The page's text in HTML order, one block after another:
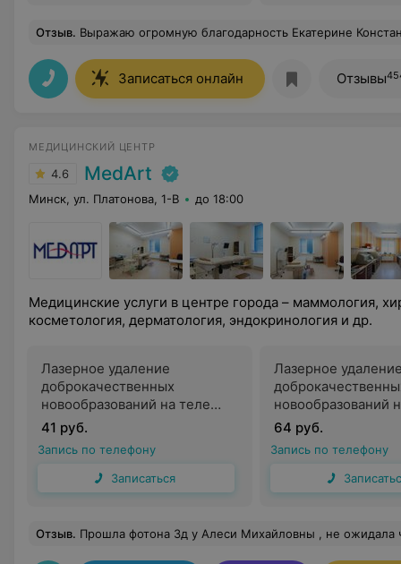
Отзыв. Выражаю огромную благодарность Екатерине Константиновне за высокий профессионализм и внимательное отношение к пациентам. Доктор подробно объяснил мне все
Записаться онлайн Отзывы
МЕДИЦИНСКИЙ ЦЕНТР
4.6 MedArt
Минск, ул. Платонова, 1-В до 18:00
Медицинские услуги в центре города – маммология,
косметология, дерматология, эндокринология и др.
Лазерное удаление
доброкачественных
новообразований на теле
(невусы, папилломы,
кератомы, бородавки и пр.)
до 5 мм косметологом
41 руб.
Запись по телефону
Записаться
Лазерное удаление
новообразований
ресничном крае
хирургом
64 руб.
Запись по телефону
Отзыв. Прошла фотона 3д у Алеси Михайловны , не ожидала что так комфортно и тем более эффекта ! Думала ну так что то модное дорогое ))) но я в